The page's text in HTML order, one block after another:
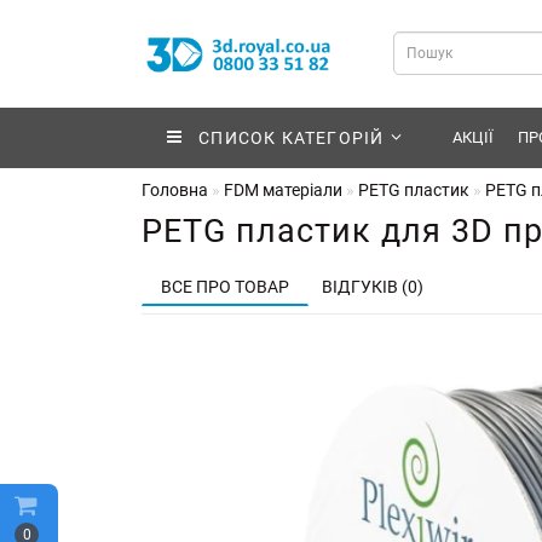
0
СПИСОК КАТЕГОРІЙ АКЦІЇ
Головна FDM матеріали PETG пластик PETG
PETG пластик для 3D
ВСЕ ПРО ТОВАР ВІДГУКІВ (0)